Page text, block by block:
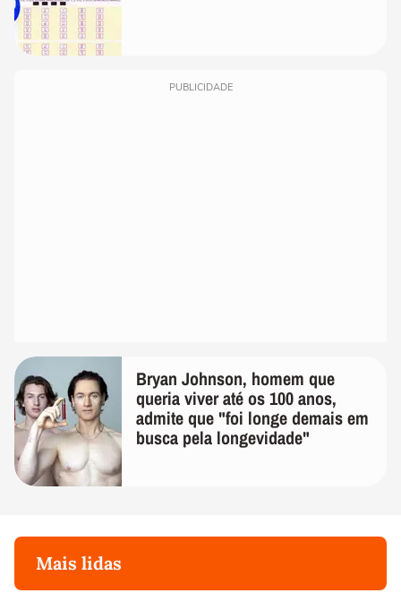
PUBLICIDADE
Bryan Johnson, homem que
queria viver até os 100 anos,
admite que "foi longe demais em
busca pela longevidade"
Mais lidas